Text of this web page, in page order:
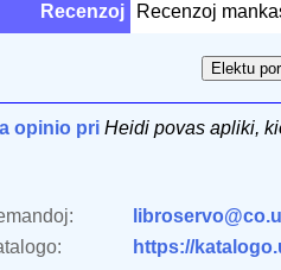
Recenzoj Recenzoj
opinio pri Heidi povas apliki,
https://